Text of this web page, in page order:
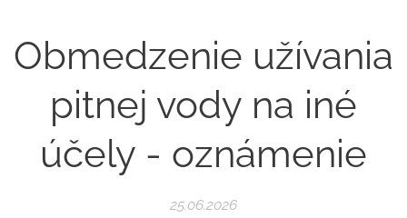
Obmedzenie užívania
pitnej vody na iné
účely - oznámenie
25.06.2026